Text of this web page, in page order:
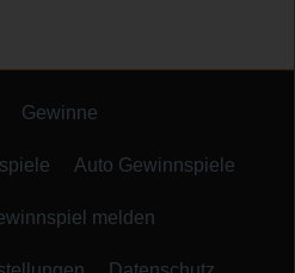
Gewinne
Auto Gewinnspiele
melden